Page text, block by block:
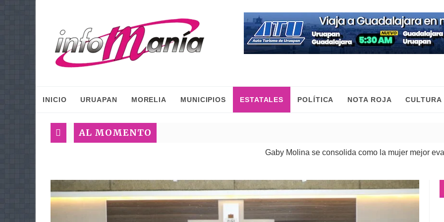
INICIO URUAPAN MORELIA MUNICIPIOS ESTATALES POLÍTICA NOTA ROJA CULTURA
AL MOMENTO
Gaby Molina se consolida como la mujer mejor evaluada de